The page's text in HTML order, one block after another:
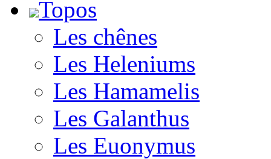
Topos
Les chênes
Les Heleniums
Les Hamamelis
Les Galanthus
Les Euonymus